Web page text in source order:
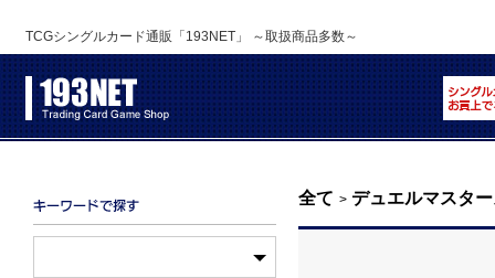
TCGシングルカード通販「193NET」 ～取扱商品多数～
全て > デュエルマスタ